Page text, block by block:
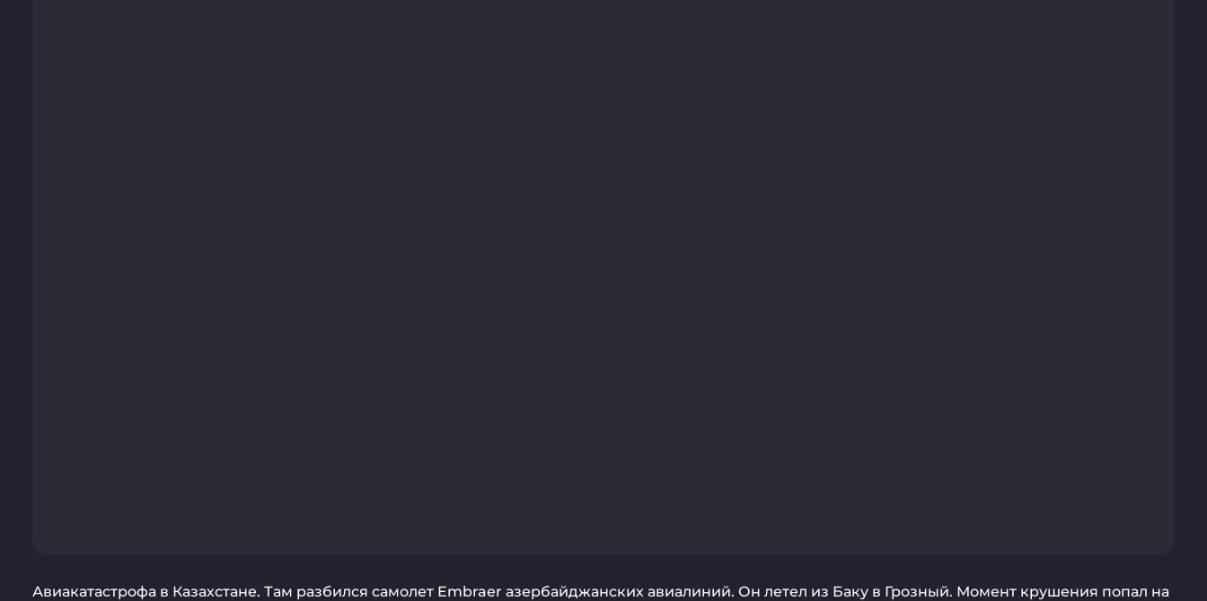
Авиакатастрофа в Казахстане. Там разбился самолет Embraer азербайджанских авиалиний. Он летел из Баку в Грозный. Момент крушения попал на